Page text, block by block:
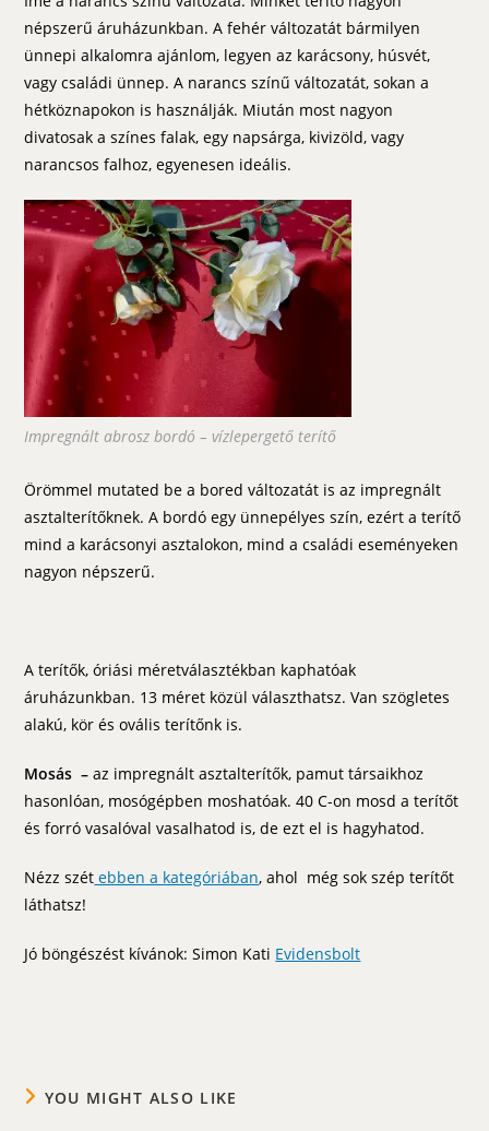
népszerű áruházunkban. A fehér változatát bármilyen
ünnepi alkalomra ajánlom, legyen az karácsony, húsvét,
vagy családi ünnep. A narancs színű változatát, sokan a
hétköznapokon is használják. Miután most nagyon
divatosak a színes falak, egy napsárga, kivizöld, vagy
narancsos falhoz, egyenesen ideális.
Impregnált abrosz bordó – vízlepergető terítő
Örömmel mutated be a bored változatát is az impregnált
asztalterítőknek. A bordó egy ünnepélyes szín, ezért a terítő
mind a karácsonyi asztalokon, mind a családi eseményeken
nagyon népszerű.
A terítők, óriási méretválasztékban kaphatóak
áruházunkban. 13 méret közül választhatsz. Van szögletes
alakú, kör és ovális terítőnk is.
Mosás –az impregnált asztalterítők, pamut társaikhoz
hasonlóan, mosógépben moshatóak. 40 C-on mosd a terítőt
és forró vasalóval vasalhatod is, de ezt el is hagyhatod.
Nézz szét ebben a kategóriában, ahol még sok szép terítőt
láthatsz!
Jó böngészést kívánok: Simon Kati Evidensbolt
YOU MIGHT ALSO LIKE